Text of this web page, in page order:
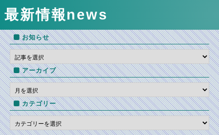
最新情報news
お知らせ
アーカイブ
カテゴリー